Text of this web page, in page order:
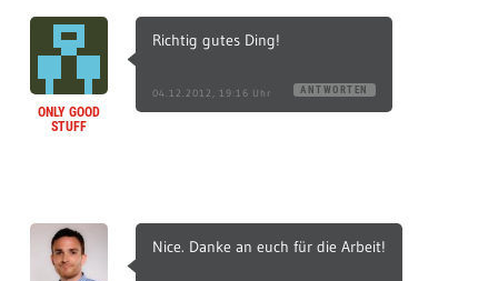
ONLY GOOD
STUFF
Richtig gutes Ding!
04.12.2012, 19:16 Uhr ANTWORTEN
Nice. Danke an euch für die Arbeit!